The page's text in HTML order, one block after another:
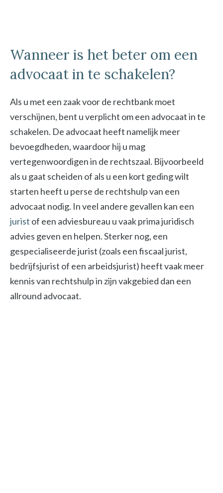
Wanneer is het beter om een
advocaat in te schakelen?
Als u met een zaak voor de rechtbank moet
verschijnen, bent u verplicht om een advocaat in te
schakelen. De advocaat heeft namelijk meer
bevoegdheden, waardoor hij u mag
vertegenwoordigen in de rechtszaal. Bijvoorbeeld
als u gaat scheiden of als u een kort geding wilt
starten heeft u perse de rechtshulp van een
advocaat nodig. In veel andere gevallen kan een
jurist of een adviesbureau u vaak prima juridisch
advies geven en helpen. Sterker nog, een
gespecialiseerde jurist (zoals een fiscaal jurist,
bedrijfsjurist of een arbeidsjurist) heeft vaak meer
kennis van rechtshulp in zijn vakgebied dan een
allround advocaat.